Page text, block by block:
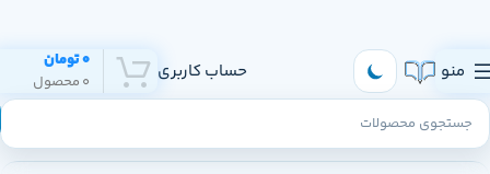
منو حساب کاربری 0 محصول
0تومان